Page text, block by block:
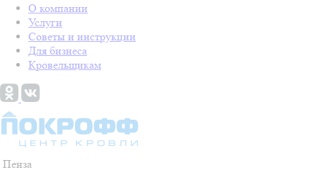
О компании
Услуги
Советы и инструкции
Для бизнеса
Кровельщикам
Пенза